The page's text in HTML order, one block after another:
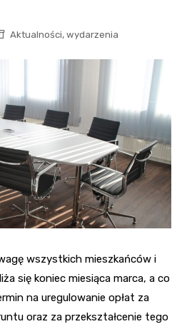
Aktualności, wydarzenia
wszystkich mieszkańców i
się koniec miesiąca marca, a co
na uregulowanie opłat za
oraz za przekształcenie tego